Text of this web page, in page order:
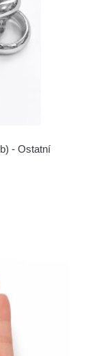
- Ostatní